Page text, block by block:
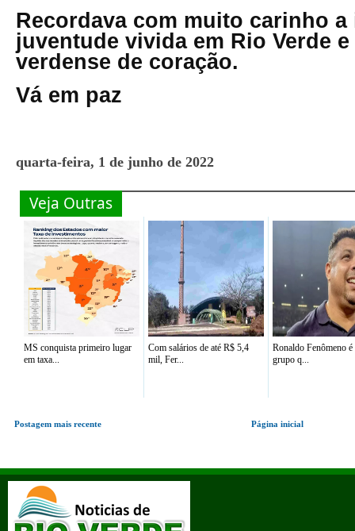
Recordava com muito carinho a
juventude vivida em Rio Verde
verdense de coração.
Vá em paz
quarta-feira, 1 de junho de 2022
Veja Outras
MS conquista primeiro lugar
em taxa...
Com salários de até R$ 5,4
mil, Fer...
Ronaldo Fenômeno
grupo q...
Postagem mais recente Página inicial